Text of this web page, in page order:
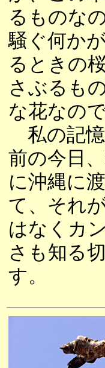
るものな
騒ぐ何か
るときの
さぶるも
な花なので
私の記
前の今日
に沖縄に
て、それ
はなくカ
さも知る
す。